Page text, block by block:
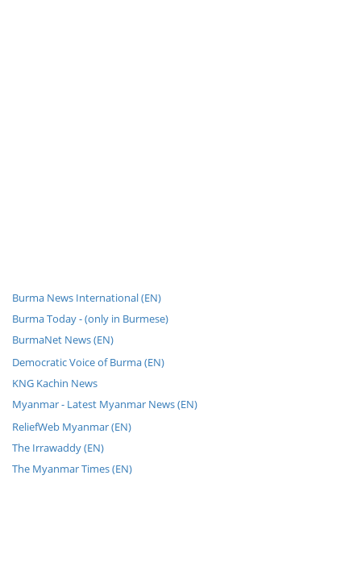
Burma News International (EN)
Burma Today - (only in Burmese)
BurmaNet News (EN)
Democratic Voice of Burma (EN)
KNG Kachin News
Myanmar - Latest Myanmar News (EN)
ReliefWeb Myanmar (EN)
The Irrawaddy (EN)
The Myanmar Times (EN)